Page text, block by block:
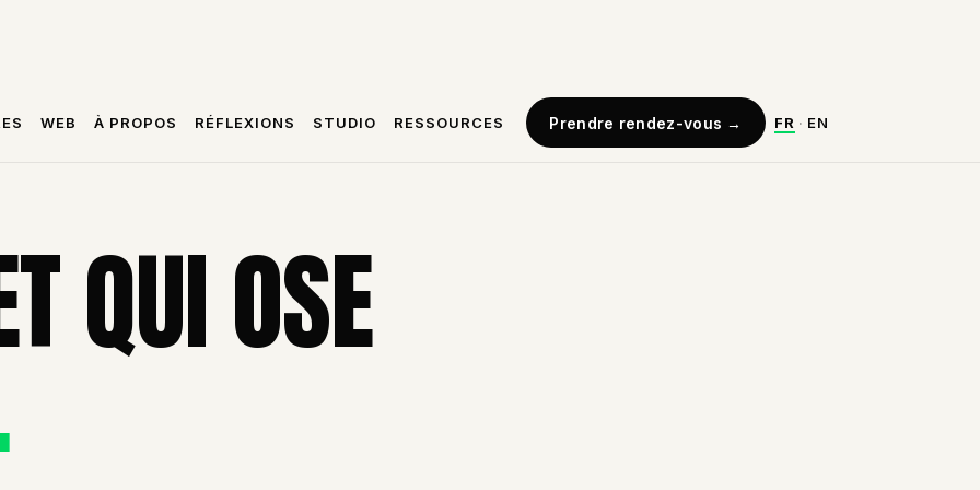
WEB À PROPOS RÉFLEXIONS STUDIO RESSOURCES Prendre rendez-vous → FR · EN
QUI OSE